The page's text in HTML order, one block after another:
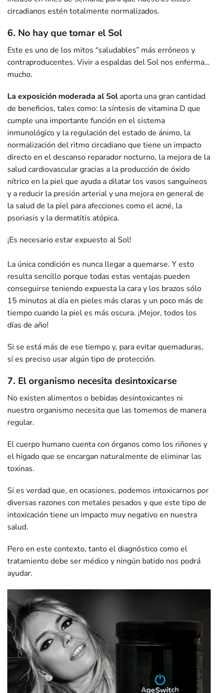
circadianos estén totalmente normalizados.
6. No hay que tomar el Sol
Este es uno de los mitos “saludables” más erróneos y
contraproducentes. Vivir a espaldas del Sol nos enferma…
mucho.
La exposición moderada al Sol aporta una gran cantidad
de beneficios, tales como: la síntesis de vitamina D que
cumple una importante función en el sistema
inmunológico y la regulación del estado de ánimo, la
normalización del ritmo circadiano que tiene un impacto
directo en el descanso reparador nocturno, la mejora de la
salud cardiovascular gracias a la producción de óxido
nítrico en la piel que ayuda a dilatar los vasos sanguíneos
y a reducir la presión arterial y una mejora en general de
la salud de la piel para afecciones como el acné, la
psoriasis y la dermatitis atópica.
¡Es necesario estar expuesto al Sol!
La única condición es nunca llegar a quemarse. Y esto
resulta sencillo porque todas estas ventajas pueden
conseguirse teniendo expuesta la cara y los brazos sólo
15 minutos al día en pieles más claras y un poco más de
tiempo cuando la piel es más oscura. ¡Mejor, todos los
días de año!
Si se está más de ese tiempo y, para evitar quemaduras,
sí es preciso usar algún tipo de protección.
7. El organismo necesita desintoxicarse
No existen alimentos o bebidas desintoxicantes ni
nuestro organismo necesita que las tomemos de manera
regular.
El cuerpo humano cuenta con órganos como los riñones y
el hígado que se encargan naturalmente de eliminar las
toxinas.
Si es verdad que, en ocasiones, podemos intoxicarnos por
diversas razones con metales pesados y que este tipo de
intoxicación tiene un impacto muy negativo en nuestra
salud.
Pero en este contexto, tanto el diagnóstico como el
tratamiento debe ser médico y ningún batido nos podrá
ayudar.